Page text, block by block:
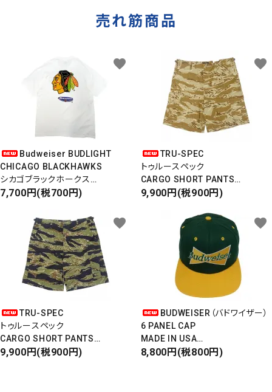
売れ筋商品
Budweiser BUDLIGHT
CHICAGO BLACKHAWKS
シカゴブラックホークス
半袖Tシャツ
7,700円(税700円)
favorite
TRU-SPEC
トゥルースペック
CARGO SHORT PANTS
カーゴショートパンツ
タイガーカモ
9,900円(税900円)
favorite
TRU-SPEC
トゥルースペック
CARGO SHORT PANTS
カーゴショートパンツ
9,900円(税900円)
favorite
BUDWEISER（バドワイザー）
6 PANEL CAP
MADE IN USA
Front Design
8,800円(税800円)
favorite